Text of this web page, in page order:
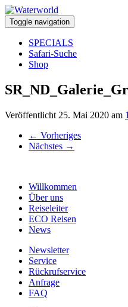
Toggle navigation
SPECIALS
Safari-Suche
Shop
Veröffentlicht 25. Mai 2020 am
← Vorheriges
Nächstes →
Willkommen
Über uns
Reiseleiter
ECO Reisen
News
Newsletter
Service
Rückrufservice
Anfrage
FAQ